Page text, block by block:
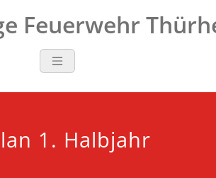
Feuerwehr
1. Halbjahr